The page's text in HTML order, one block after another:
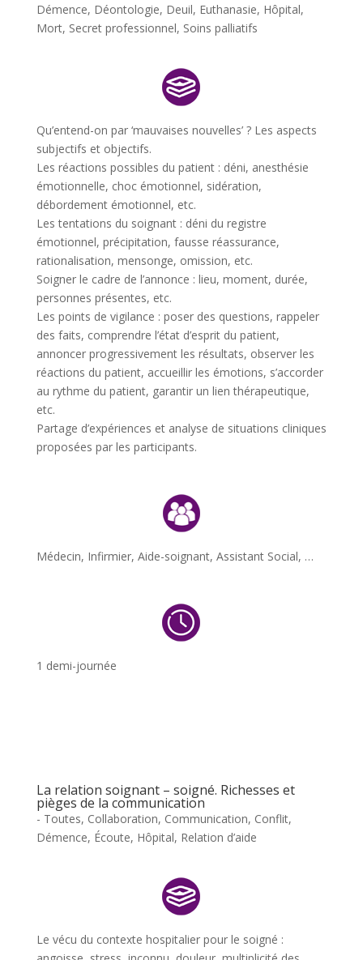
Démence, Déontologie, Deuil, Euthanasie, Hôpital,
Mort, Secret professionnel, Soins palliatifs
Qu’entend-on par ‘mauvaises nouvelles’ ? Les aspects
subjectifs et objectifs.
Les réactions possibles du patient : déni, anesthésie
émotionnelle, choc émotionnel, sidération,
débordement émotionnel, etc.
Les tentations du soignant : déni du registre
émotionnel, précipitation, fausse réassurance,
rationalisation, mensonge, omission, etc.
Soigner le cadre de l’annonce : lieu, moment, durée,
personnes présentes, etc.
Les points de vigilance : poser des questions, rappeler
des faits, comprendre l’état d’esprit du patient,
annoncer progressivement les résultats, observer les
réactions du patient, accueillir les émotions, s’accorder
au rythme du patient, garantir un lien thérapeutique,
etc.
Partage d’expériences et analyse de situations cliniques
proposées par les participants.
Médecin, Infirmier, Aide-soignant, Assistant Social, …
1 demi-journée
La relation soignant – soigné. Richesses et
pièges de la communication
- Toutes, Collaboration, Communication, Conflit,
Démence, Écoute, Hôpital, Relation d’aide
Le vécu du contexte hospitalier pour le soigné :